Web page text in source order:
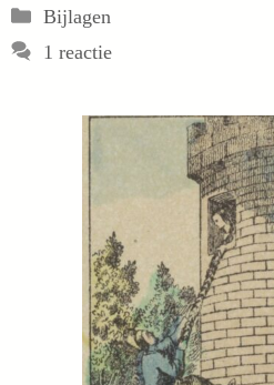
Categorieën
Bijlagen
1 reactie